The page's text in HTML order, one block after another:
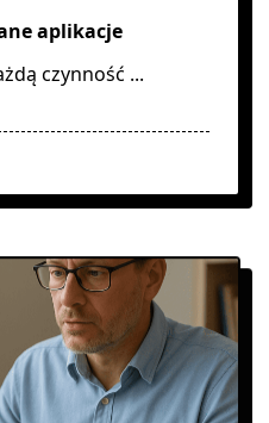
aplikacje
czynność ...